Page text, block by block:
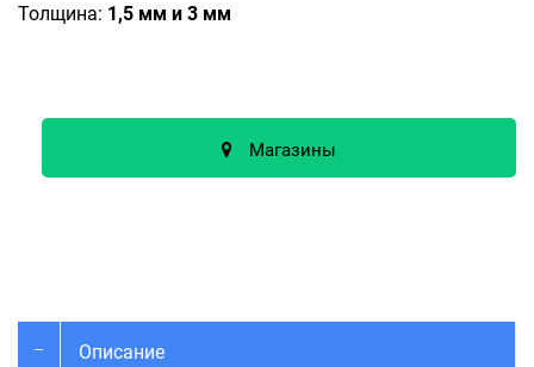
Толщина: 1,5 мм и 3 мм
Магазины
Описание